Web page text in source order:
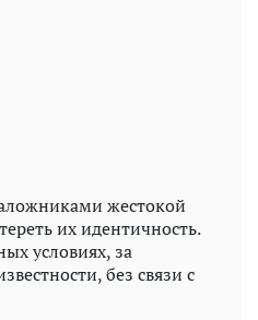
жестокой
их идентичность.
условиях, за
без связи с